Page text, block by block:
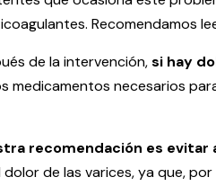
Recomendamos
de la intervención,si hay
medicamentos necesarios
recomendación es
de las varices, ya que,